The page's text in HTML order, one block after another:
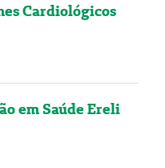
Cardiológicos
em Saúde Ereli